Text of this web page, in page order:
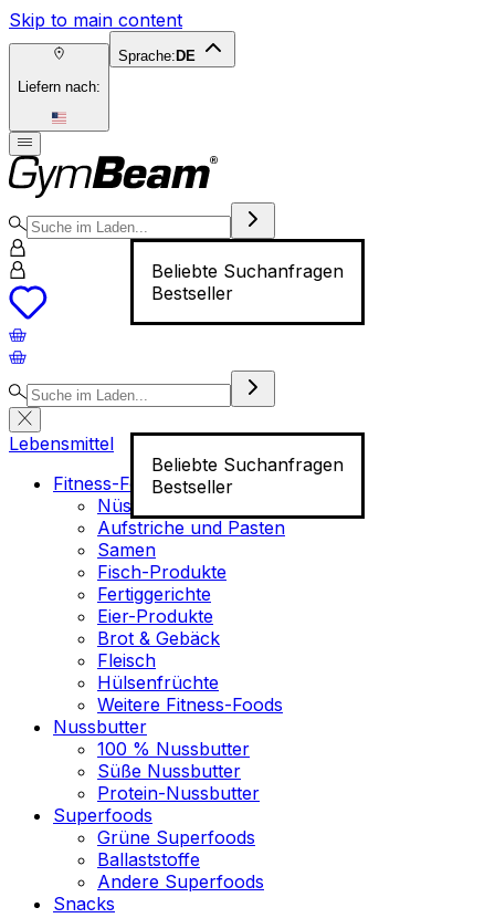
Skip to main content
Liefern nach:
Sprache: DE
Beliebte Suchanfragen
Bestseller
Beliebte Suchanfragen
Bestseller
Lebensmittel
Fitness-Food
Nüsse
Aufstriche und Pasten
Samen
Fisch-Produkte
Fertiggerichte
Eier-Produkte
Brot & Gebäck
Fleisch
Hülsenfrüchte
Weitere Fitness-Foods
Nussbutter
100 % Nussbutter
Süße Nussbutter
Protein-Nussbutter
Superfoods
Grüne Superfoods
Ballaststoffe
Andere Superfoods
Snacks